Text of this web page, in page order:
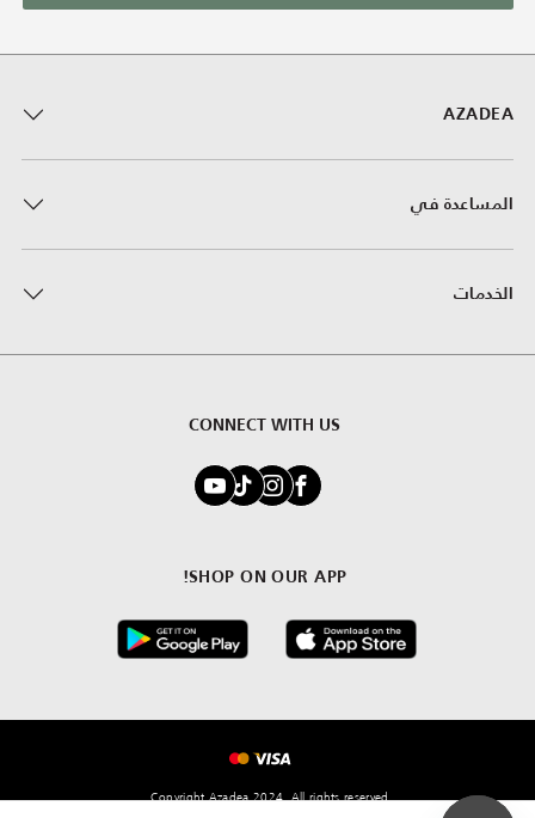
AZADEA
المساعدة في
الخدمات
CONNECT WITH US
SHOP ON OUR APP!
Copyright Azadea 2024. All rights reserved.